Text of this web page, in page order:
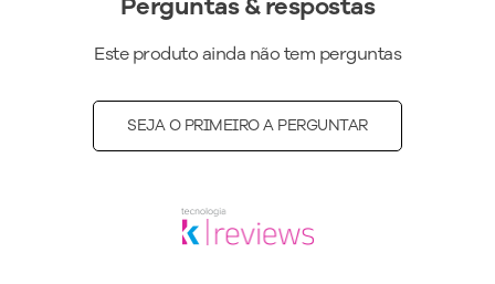
Perguntas & respostas
Este produto ainda não tem perguntas
SEJA O PRIMEIRO A PERGUNTAR